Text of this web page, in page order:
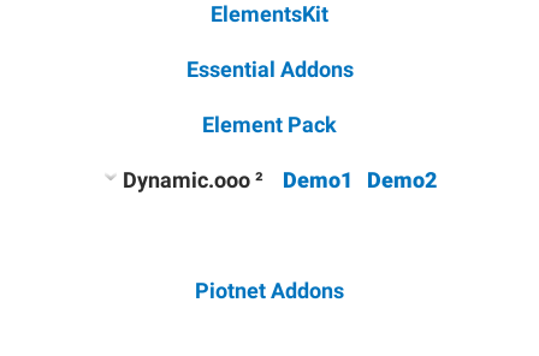
ElementsKit
Essential Addons
Element Pack
Dynamic.ooo ² Demo1 Demo2
Piotnet Addons